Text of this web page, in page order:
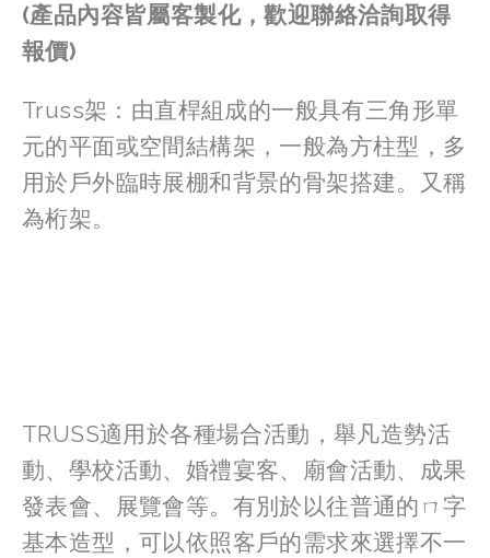
(產品內容皆屬客製化，歡迎聯絡洽詢取得
報價)
Truss架：由直桿組成的一般具有三角形單
元的平面或空間結構架，一般為方柱型，多
用於戶外臨時展棚和背景的骨架搭建。又稱
為桁架。
TRUSS適用於各種場合活動，舉凡造勢活
動、學校活動、婚禮宴客、廟會活動、成果
發表會、展覽會等。有別於以往普通的ㄇ字
基本造型，可以依照客戶的需求來選擇不一